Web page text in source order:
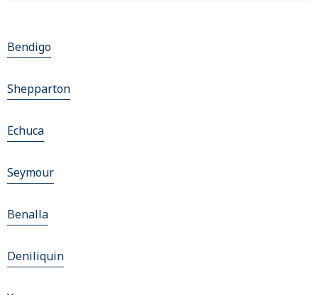
Bendigo
Shepparton
Echuca
Seymour
Benalla
Deniliquin